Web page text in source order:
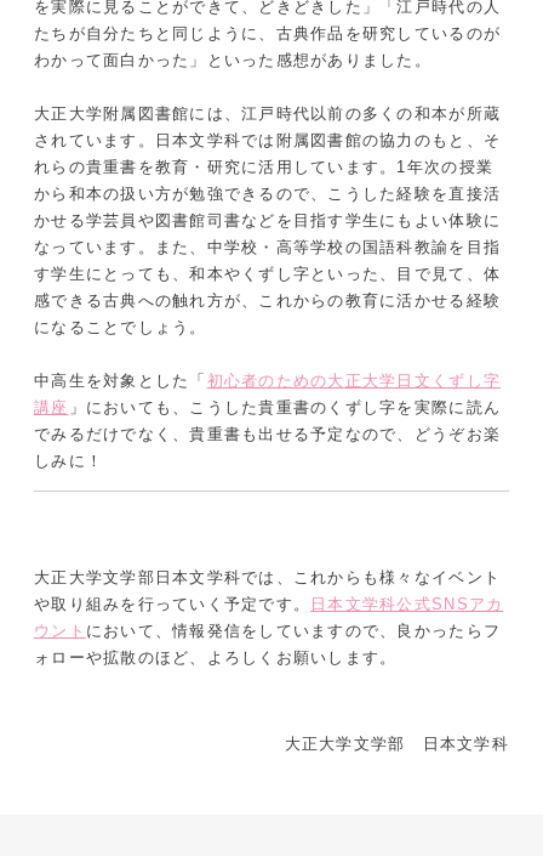
を実際に見ることができて、どきどきした」「江戸時代の人
たちが自分たちと同じように、古典作品を研究しているのが
わかって面白かった」といった感想がありました。
大正大学附属図書館には、江戸時代以前の多くの和本が所蔵
されています。日本文学科では附属図書館の協力のもと、そ
れらの貴重書を教育・研究に活用しています。1年次の授業
から和本の扱い方が勉強できるので、こうした経験を直接活
かせる学芸員や図書館司書などを目指す学生にもよい体験に
なっています。また、中学校・高等学校の国語科教諭を目指
す学生にとっても、和本やくずし字といった、目で見て、体
感できる古典への触れ方が、これからの教育に活かせる経験
になることでしょう。
中高生を対象とした「 初心者のための大正大学日文くずし字
講座 」においても、こうした貴重書のくずし字を実際に読ん
でみるだけでなく、貴重書も出せる予定なので、どうぞお楽
しみに！
大正大学文学部日本文学科では、これからも様々なイベント
や取り組みを行っていく予定です。
日本文学科公式SNSアカ
ウント において、情報発信をしていますので、良かったらフ
ォローや拡散のほど、よろしくお願いします。
大正大学文学部 日本文学科